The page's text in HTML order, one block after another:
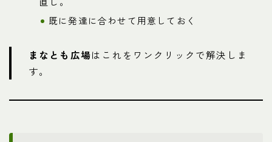
既に発達に合わせて用意しておく
まなとも広場はこれをワンクリックで解決しま
す。